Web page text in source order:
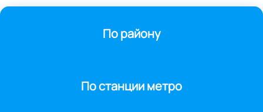
По району
По станции метро